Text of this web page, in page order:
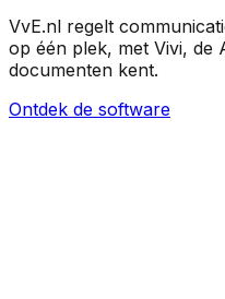
VvE.nl regelt
op één plek, met Vivi, de
documenten kent.
Ontdek de software